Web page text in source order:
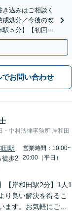
込みはご相談く
処分／今後の改
５分】【初回相
も注力
でお問い合わせ
・中村法律事務所 岸和田
田駅
徒歩2
営業時間：10:00~
20:00（平日）
【岸和田駅2分】1人1
り良い解決を得るこ
ます。お気軽にご相